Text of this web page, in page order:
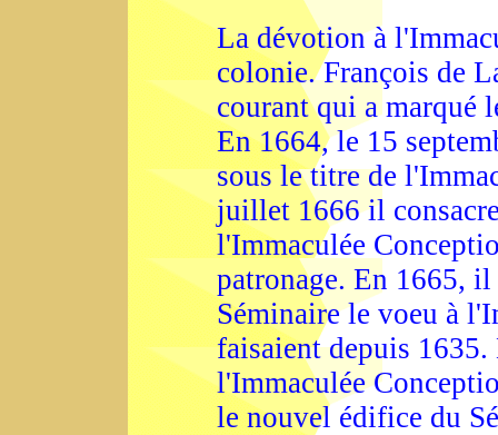
La dévotion à
colonie. François de
courant qui a marqué
En 1664, le 15
sous le titre de
juillet 1666 il
l'Immaculée
patronage. En 1665, il
Séminaire le voeu à
faisaient depuis
l'Immaculée
le nouvel édifice du